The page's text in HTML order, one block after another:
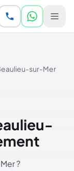
sur-Mer
?